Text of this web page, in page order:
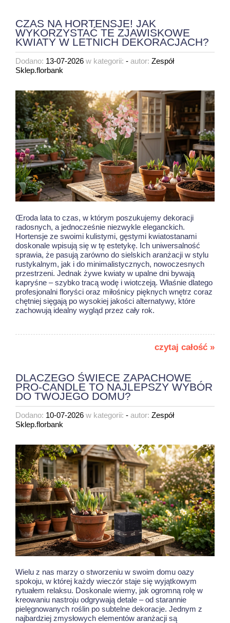
CZAS NA HORTENSJE! JAK
WYKORZYSTAĆ TE ZJAWISKOWE
KWIATY W LETNICH DEKORACJACH?
Dodano: 13-07-2026 w kategorii: - autor: Zespół
Sklep.florbank
Œroda lata to czas, w którym poszukujemy dekoracji
radosnych, a jednocześnie niezwykle eleganckich.
Hortensje ze swoimi kulistymi, gęstymi kwiatostanami
doskonale wpisują się w tę estetykę. Ich uniwersalność
sprawia, że pasują zarówno do sielskich aranżacji w stylu
rustykalnym, jak i do minimalistycznych, nowoczesnych
przestrzeni. Jednak żywe kwiaty w upalne dni bywają
kapryśne – szybko tracą wodę i wiotczeją. Właśnie dlatego
profesjonalni floryści oraz miłośnicy pięknych wnętrz coraz
chętniej sięgają po wysokiej jakości alternatywy, które
zachowują idealny wygląd przez cały rok.
czytaj całość »
DLACZEGO ŚWIECE ZAPACHOWE
PRO-CANDLE TO NAJLEPSZY WYBÓR
DO TWOJEGO DOMU?
Dodano: 10-07-2026 w kategorii: - autor: Zespół
Sklep.florbank
Wielu z nas marzy o stworzeniu w swoim domu oazy
spokoju, w której każdy wieczór staje się wyjątkowym
rytuałem relaksu. Doskonale wiemy, jak ogromną rolę w
kreowaniu nastroju odgrywają detale – od starannie
pielęgnowanych roślin po subtelne dekoracje. Jednym z
najbardziej zmysłowych elementów aranżacji są